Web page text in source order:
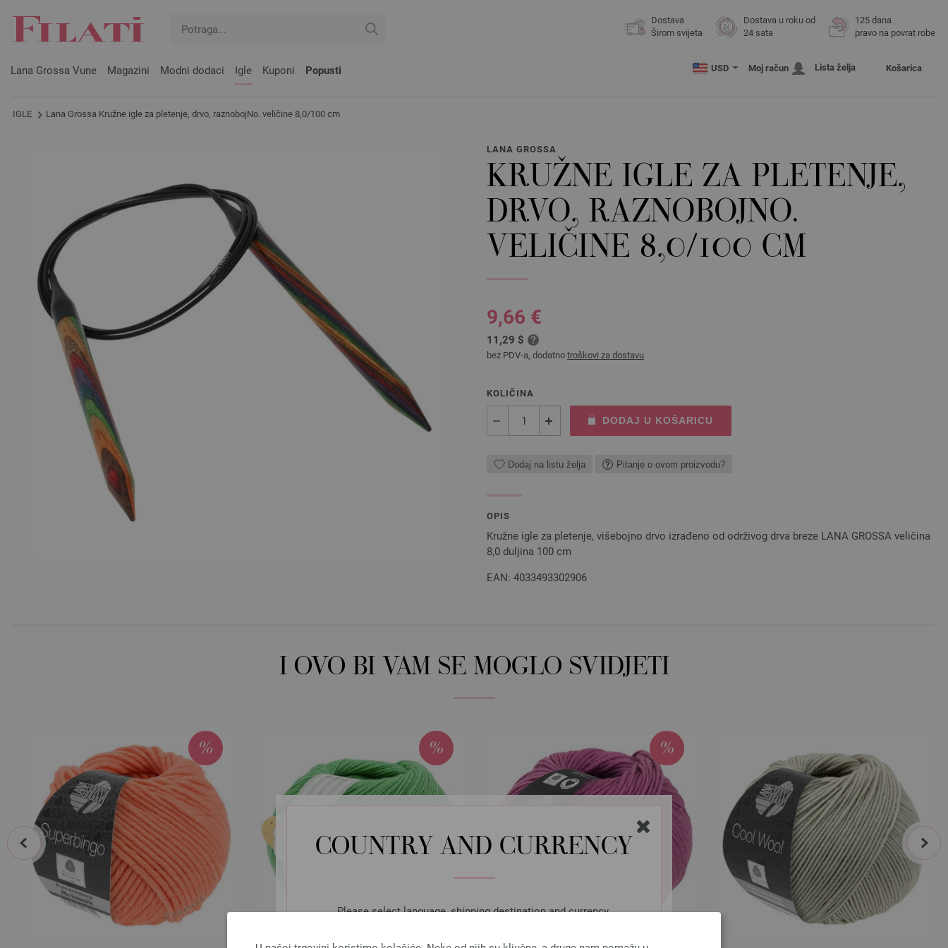
COUNTRY AND CURRENCY
Please select language, shipping destination and currency.
Dostava
Širom svijeta
Dostava u roku od
24 sata
125 dana
pravo na povrat robe
Lana Grossa Vune Magazini Modni dodaci Igle Kuponi Popusti USD Moj račun Lista želja Košarica
IGLE Lana Grossa Kružne igle za pletenje, drvo, raznobojNo. veličine 8,0/100 cm
LANA GROSSA
KRUŽNE IGLE ZA PLETENJE,
DRVO, RAZNOBOJNO.
VELIČINE 8,0/100 CM
9,66 €
11,29 $
bez PDV-a, dodatno troškovi za dostavu
KOLIČINA
DODAJ U KOŠARICU
Dodaj na listu želja Pitanje o ovom proizvodu?
OPIS
Kružne igle za pletenje, višebojno drvo izrađeno od održivog drva breze LANA GROSSA veličina
8,0 duljina 100 cm
EAN: 4033493302906
I OVO BI VAM SE MOGLO SVIDJETI
prev next